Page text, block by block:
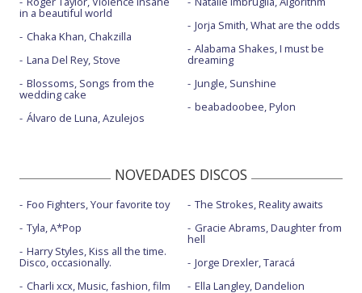
in a beautiful world
Chaka Khan, Chakzilla
Lana Del Rey, Stove
Blossoms, Songs from the
wedding cake
Álvaro de Luna, Azulejos
Jorja Smith, What are the odds
Alabama Shakes, I must be
dreaming
Jungle, Sunshine
beabadoobee, Pylon
NOVEDADES DISCOS
Foo Fighters, Your favorite toy
Tyla, A*Pop
Harry Styles, Kiss all the time.
Disco, occasionally.
Charli xcx, Music, fashion, film
The Strokes, Reality awaits
Gracie Abrams, Daughter from
hell
Jorge Drexler, Taracá
Ella Langley, Dandelion